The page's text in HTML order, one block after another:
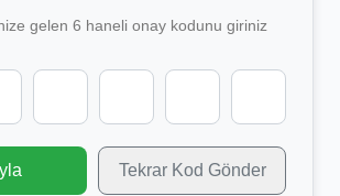
gelen 6 haneli onay kodunu giriniz
Tekrar Kod Gönder